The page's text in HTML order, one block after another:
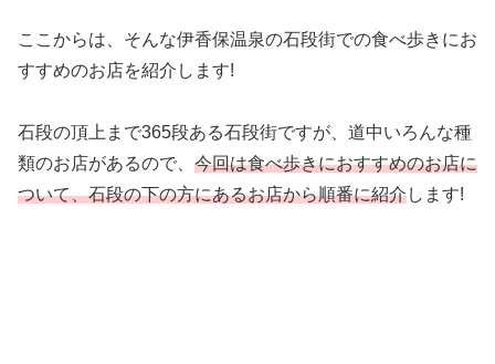
ここからは、そんな伊香保温泉の石段街での食べ歩きにお
すすめのお店を紹介します!
石段の頂上まで365段ある石段街ですが、道中いろんな種
類のお店があるので、 今回は食べ歩きにおすすめのお店に
ついて、石段の下の方にあるお店から順番に紹介します!